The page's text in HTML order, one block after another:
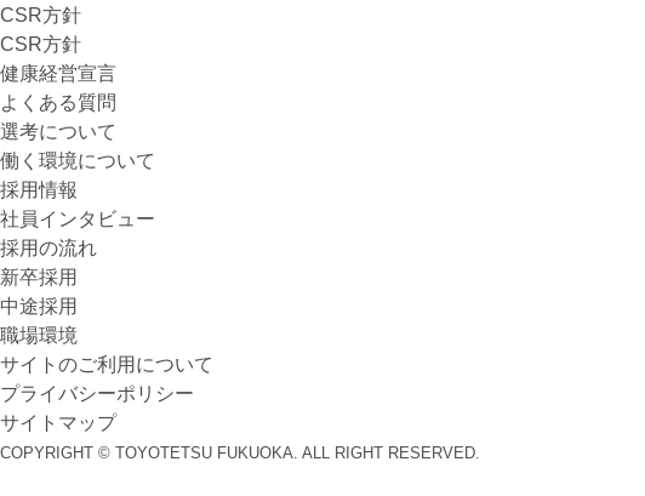
CSR方針
CSR方針
健康経営宣言
よくある質問
選考について
働く環境について
採用情報
社員インタビュー
採用の流れ
新卒採用
中途採用
職場環境
サイトのご利用について
プライバシーポリシー
サイトマップ
COPYRIGHT © TOYOTETSU FUKUOKA. ALL RIGHT RESERVED.